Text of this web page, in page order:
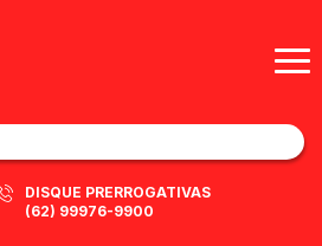
DISQUE PRERROGATIVAS
(62) 99976-9900